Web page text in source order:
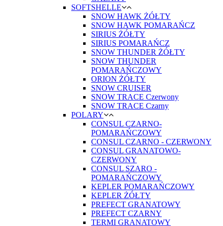
SOFTSHELLE
SNOW HAWK ŻÓŁTY
SNOW HAWK POMARAŃCZ
SIRIUS ŻÓŁTY
SIRIUS POMARAŃCZ
SNOW THUNDER ŻÓŁTY
SNOW THUNDER
POMARAŃCZOWY
ORION ŻÓŁTY
SNOW CRUISER
SNOW TRACE Czerwony
SNOW TRACE Czarny
POLARY
CONSUL CZARNO-
POMARAŃCZOWY
CONSUL CZARNO - CZERWONY
CONSUL GRANATOWO-
CZERWONY
CONSUL SZARO -
POMARAŃCZOWY
KEPLER POMARAŃCZOWY
KEPLER ŻÓŁTY
PREFECT GRANATOWY
PREFECT CZARNY
TERMI GRANATOWY